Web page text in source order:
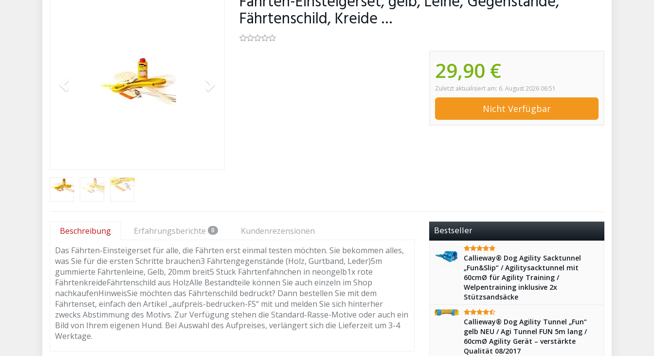
Fährtenschild, Kreide …
29,90 €
Zuletzt aktualisiert am: 6. August 2026 06:51
Nicht Verfügbar
Beschreibung Erfahrungsberichte 0
Kundenrezensionen
Das Fährten-Einsteigerset für alle, die Fährten erst einmal testen möchten. Sie bekommen alles,
was Sie für die ersten Schritte brauchen3 Fährtengegenstände (Holz, Gurtband, Leder)5m
gummierte Fährtenleine, Gelb, 20mm breit5 Stück Fährtenfähnchen in neongelb1x rote
FährtenkreideFährtenschild aus HolzAlle Bestandteile können Sie auch einzeln im Shop
nachkaufenHinweisSie möchten das Fährtenschild bedruckt? Dann bestellen Sie mit dem
Fährtenset, einfach den Artikel „aufpreis-bedrucken-FS“ mit und melden Sie sich hinterher
zwecks Abstimmung des Motivs. Zur Verfügung stehen die Standard-Rasse-Motive oder auch ein
Bild von Ihrem eigenen Hund. Bei Auswahl des Aufpreises, verlängert sich die Lieferzeit um 3-4
Werktage.
Bestseller
Callieway® Dog Agility Sacktunnel
„Fun&Slip“ / Agilitysacktunnel mit
60cmØ für Agility Training /
Welpentraining inklusive 2x
Stützsandsäcke
Callieway® Dog Agility Tunnel „Fun“
gelb NEU / Agi Tunnel FUN 5m lang /
60cmØ Agility Gerät – verstärkte
Qualität 08/2017